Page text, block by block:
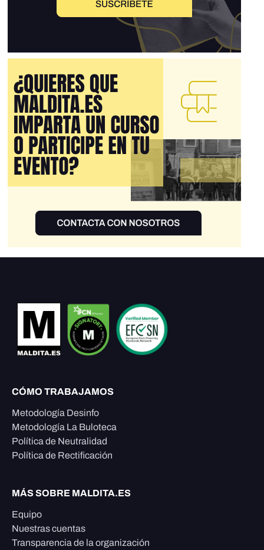
CÓMO TRABAJAMOS
Metodología Desinfo
Metodología La Buloteca
Política de Neutralidad
Política de Rectificación
MÁS SOBRE MALDITA.ES
Equipo
Nuestras cuentas
Transparencia de la organización